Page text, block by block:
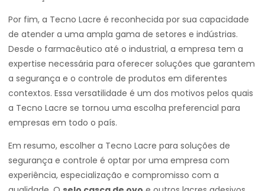
Por fim, a Tecno Lacre é reconhecida por sua capacidade
de atender a uma ampla gama de setores e indústrias.
Desde o farmacêutico até o industrial, a empresa tem a
expertise necessária para oferecer soluções que garantem
a segurança e o controle de produtos em diferentes
contextos. Essa versatilidade é um dos motivos pelos quais
a Tecno Lacre se tornou uma escolha preferencial para
empresas em todo o país.
Em resumo, escolher a Tecno Lacre para soluções de
segurança e controle é optar por uma empresa com
experiência, especialização e compromisso com a